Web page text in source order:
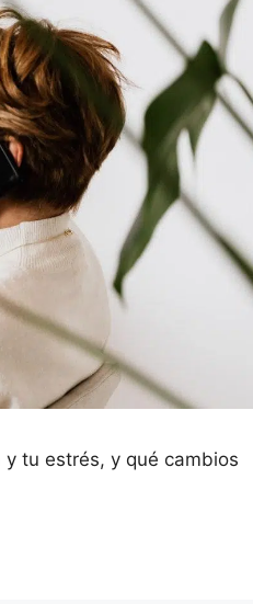
tu estrés, y qué cambios